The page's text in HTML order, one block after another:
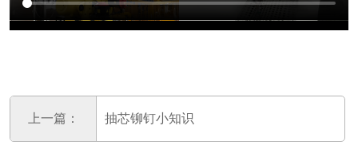
上一篇： 抽芯铆钉小知识